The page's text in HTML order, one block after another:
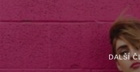
DALŠÍ